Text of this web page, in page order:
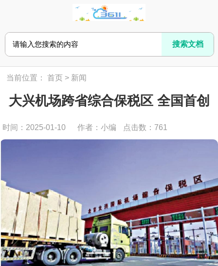
当前位置：首页 > 新闻
大兴机场跨省综合保税区 全国首创
时间：2025-01-10 作者：小编 点击数： 761